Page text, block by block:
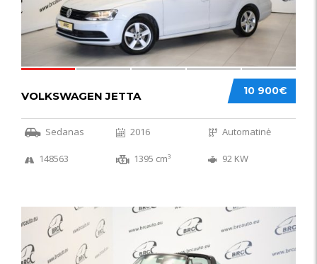
10 900€
VOLKSWAGEN JETTA
Sedanas 2016 Automatinė
148563 1395 cm³ 92 KW
59